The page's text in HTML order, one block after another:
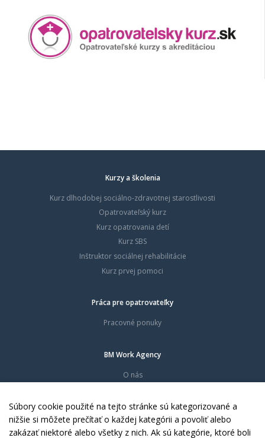
Kurzy a školenia
Kurz dlhodobej sociálno-zdravotnej starostlivosti
Opatrovateľský kurz
Kurz opatrovania detí
Kurz SBS
Inštruktor sociálnej rehabilitácie
Kurz prvej pomoci
Práca pre opatrovateľky
Pracovné ponuky
BM Work Agency
O nás
Dokumenty
Kontakty
Súbory cookie použité na tejto stránke sú kategorizované a
nižšie si môžete prečítať o každej kategórii a povoliť alebo
zakázať niektoré alebo všetky z nich. Ak sú kategórie, ktoré boli